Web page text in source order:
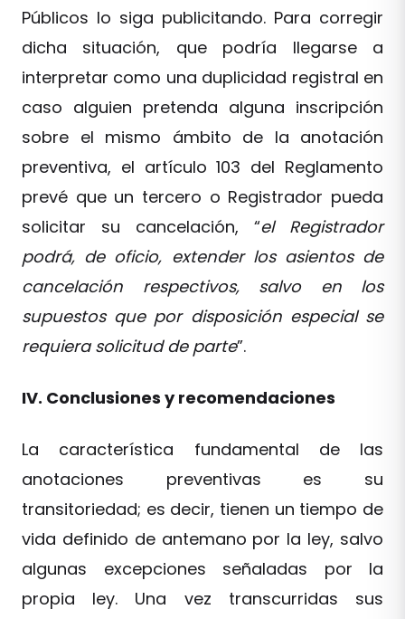
Públicos lo siga publicitando. Para corregir
dicha situación, que podría llegarse a
interpretar como una duplicidad registral en
caso alguien pretenda alguna inscripción
sobre el mismo ámbito de la anotación
preventiva, el artículo 103 del Reglamento
prevé que un tercero o Registrador pueda
solicitar su cancelación, “el Registrador
podrá, de oficio, extender los asientos de
cancelación respectivos, salvo en los
supuestos que por disposición especial se
requiera solicitud de parte”.
IV. Conclusiones y recomendaciones
La característica fundamental de las
anotaciones preventivas es su
transitoriedad; es decir, tienen un tiempo de
vida definido de antemano por la ley, salvo
algunas excepciones señaladas por la
propia ley. Una vez transcurridas sus